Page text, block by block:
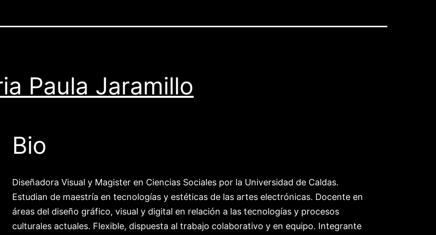
Paula Jaramillo
Bio
Diseñadora Visual y Magister en Ciencias Sociales por la Universidad de Caldas.
Estudian de maestría en tecnologías y estéticas de las artes electrónicas. Docente en
áreas del diseño gráfico, visual y digital en relación a las tecnologías y procesos
culturales actuales. Flexible, dispuesta al trabajo colaborativo y en equipo. Integrante